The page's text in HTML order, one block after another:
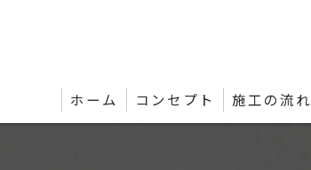
ホーム コンセプト 施工の流れ